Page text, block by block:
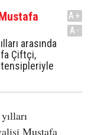
arasında
Çiftçi,
tensipleriyle
A+
A-
Mustafa